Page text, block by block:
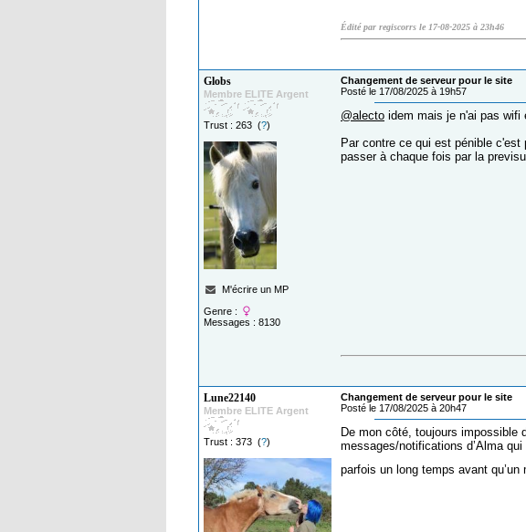
Édité par regiscorrs le 17-08-2025 à 23h46
Globs
Membre ELITE Argent
Trust : 263 (?)
M'écrire un MP
Genre :
Messages : 8130
Changement de serveur pour le site
Posté le 17/08/2025 à 19h57
@alecto idem mais je n'ai pas wifi
Par contre ce qui est pénible
passer à chaque fois par la
Lune22140
Membre ELITE Argent
Trust : 373 (?)
Changement de serveur pour le site
Posté le 17/08/2025 à 20h47
De mon côté, toujours impossible
messages/notifications d’Alma
parfois un long temps avant qu’un